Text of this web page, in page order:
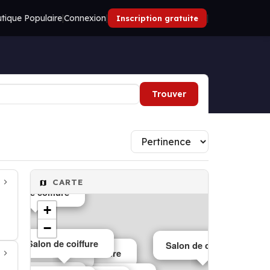
Populaire|Connexion| Inscription gratuite |
Trouver
CARTE
Salon de coiffure
Salon de coiffure
Salon de coiffure
Salon de coiffure
Salon de coiffure
+
−